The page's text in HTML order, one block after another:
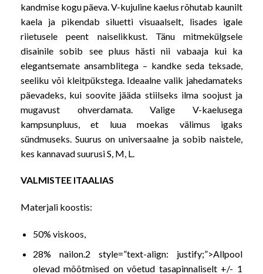
kandmise kogu päeva. V-kujuline kaelus rõhutab kaunilt
kaela ja pikendab siluetti visuaalselt, lisades igale
riietusele peent naiselikkust. Tänu mitmekülgsele
disainile sobib see pluus hästi nii vabaaja kui ka
elegantsemate ansamblitega – kandke seda teksade,
seeliku või kleitpükstega. Ideaalne valik jahedamateks
päevadeks, kui soovite jääda stiilseks ilma soojust ja
mugavust ohverdamata. Valige V-kaelusega
kampsunpluus, et luua moekas välimus igaks
sündmuseks. Suurus on universaalne ja sobib naistele,
kes kannavad suurusi S, M, L.
VALMISTEE ITAALIAS
Materjali koostis:
50% viskoos,
28% nailon.2 style=”text-align: justify;”>Allpool
olevad mõõtmised on võetud tasapinnaliselt +/- 1